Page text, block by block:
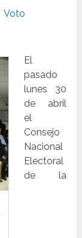
Voto
El
pasado
lunes 30
de abril
el
Consejo
Nacional
Electoral
de la